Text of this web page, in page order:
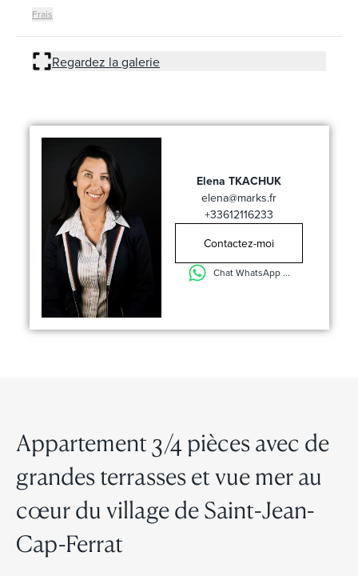
Frais
Regardez la galerie
Elena TKACHUK
elena@marks.fr
+33612116233
Contactez-moi
Chat WhatsApp ...
Appartement 3/4 pièces avec de
grandes terrasses et vue mer au
cœur du village de Saint-Jean-
Cap-Ferrat